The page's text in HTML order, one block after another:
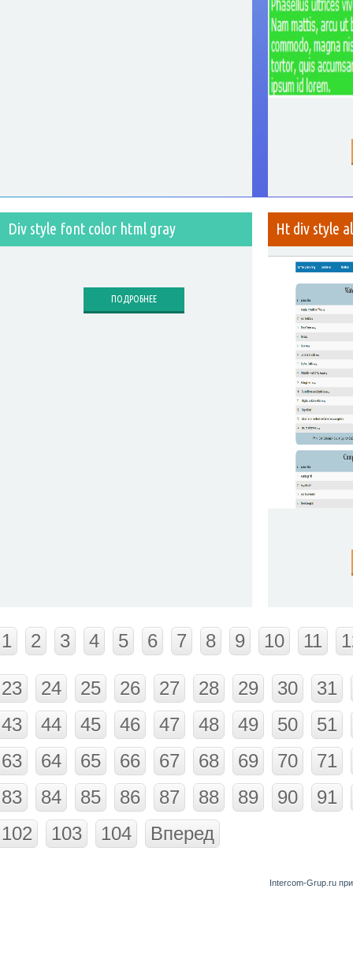
Div style font color html gray
ПОДРОБНЕЕ
Ht div style
1 2 3 4 5 6 7 8 9 10 11
23 24 25 26 27 28 29 30
31
43
44 45 46 47 48 49 50
51
63
64 65 66 67 68 69 70
71
83
84 85 86 87 88 89 90
91
102
103 104 Вперед
Intercom-Grup.ru